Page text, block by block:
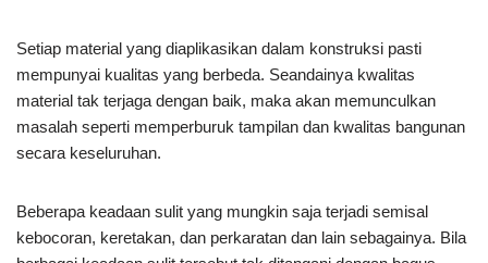
Setiap material yang diaplikasikan dalam konstruksi pasti
mempunyai kualitas yang berbeda. Seandainya kwalitas
material tak terjaga dengan baik, maka akan memunculkan
masalah seperti memperburuk tampilan dan kwalitas bangunan
secara keseluruhan.
Beberapa keadaan sulit yang mungkin saja terjadi semisal
kebocoran, keretakan, dan perkaratan dan lain sebagainya. Bila